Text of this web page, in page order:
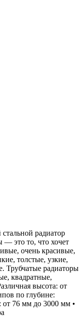
радиатор
— это то, что хочет
очень красивые,
толстые, узкие,
Трубчатые радиаторы
квадратные,
высота: от
по глубине:
от 76 мм до 3000 мм •